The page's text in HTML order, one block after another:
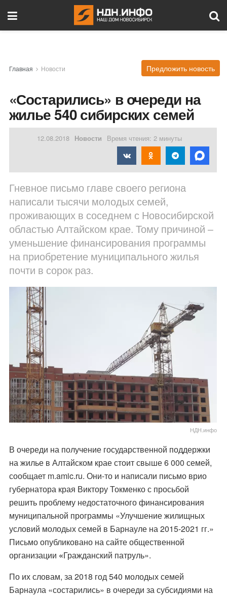
Главная Новости Предложить новость
«Состарились» в очереди на
жилье 540 сибирских семей
12.08.2018 Новости Время чтения: 2 минуты
Гневное письмо главе своего региона
написали тысячи молодых семей,
проживающих в соседнем с Новосибирской
областью Алтайском крае. Тому причиной –
уменьшение финансирования программы
на приобретение муниципального жилья
почти в сорок раз.
НДН.инфо
В очереди на получение государственной поддержки
на жилье в Алтайском крае стоит свыше 6 000 семей,
сообщает m.amic.ru. Они-то и написали письмо врио
губернатора края Виктору Токменко с просьбой
решить проблему недостаточного финансирования
муниципальной программы «Улучшение жилищных
условий молодых семей в Барнауле на 2015-2021 гг.»
Письмоопубликованона сайте общественной
организации «Гражданский патруль».
По их словам, за 2018 год 540 молодых семей
Барнаула «состарились» в очереди за субсидиями на